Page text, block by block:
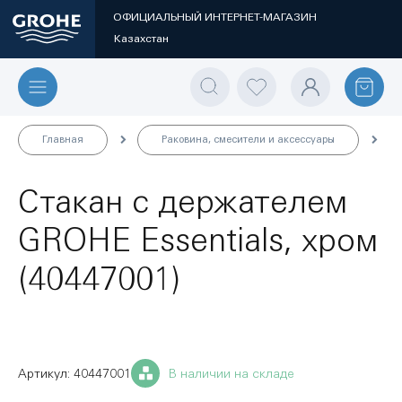
ОФИЦИАЛЬНЫЙ ИНТЕРНЕТ-МАГАЗИН
Казахстан
Главная Раковина, смесители и аксессуары
Стакан с держателем
GROHE Essentials, хром
(40447001)
В наличии на складе
40447001